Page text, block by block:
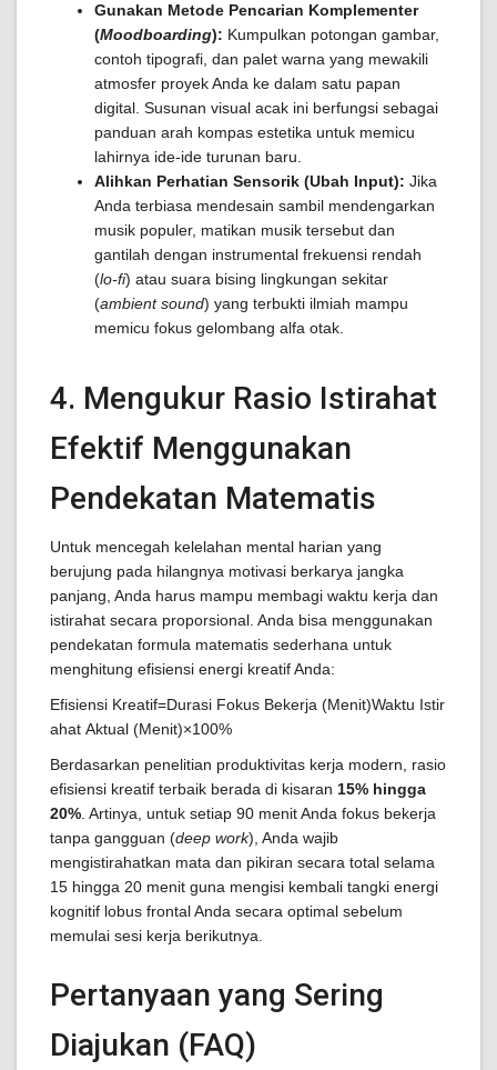
Gunakan Metode Pencarian Komplementer
(Moodboarding): Kumpulkan potongan gambar,
contoh tipografi, dan palet warna yang mewakili
atmosfer proyek Anda ke dalam satu papan
digital. Susunan visual acak ini berfungsi sebagai
panduan arah kompas estetika untuk memicu
lahirnya ide-ide turunan baru.
Alihkan Perhatian Sensorik (Ubah Input): Jika
Anda terbiasa mendesain sambil mendengarkan
musik populer, matikan musik tersebut dan
gantilah dengan instrumental frekuensi rendah
(lo-fi) atau suara bising lingkungan sekitar
(ambient sound) yang terbukti ilmiah mampu
memicu fokus gelombang alfa otak.
4. Mengukur Rasio Istirahat
Efektif Menggunakan
Pendekatan Matematis
Untuk mencegah kelelahan mental harian yang
berujung pada hilangnya motivasi berkarya jangka
panjang, Anda harus mampu membagi waktu kerja dan
istirahat secara proporsional. Anda bisa menggunakan
pendekatan formula matematis sederhana untuk
menghitung efisiensi energi kreatif Anda:
Efisiensi Kreatif=Durasi Fokus Bekerja (Menit)Waktu Istir
ahat Aktual (Menit)​×100%
Berdasarkan penelitian produktivitas kerja modern, rasio
efisiensi kreatif terbaik berada di kisaran 15% hingga
20% . Artinya, untuk setiap 90 menit Anda fokus bekerja
tanpa gangguan (deep work), Anda wajib
mengistirahatkan mata dan pikiran secara total selama
15 hingga 20 menit guna mengisi kembali tangki energi
kognitif lobus frontal Anda secara optimal sebelum
memulai sesi kerja berikutnya.
Pertanyaan yang Sering
Diajukan (FAQ)